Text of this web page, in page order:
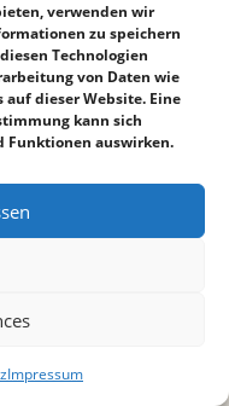
verwenden wir
zu speichern
Technologien
von Daten wie
dieser Website. Eine
kann sich
Funktionen auswirken.
Impressum